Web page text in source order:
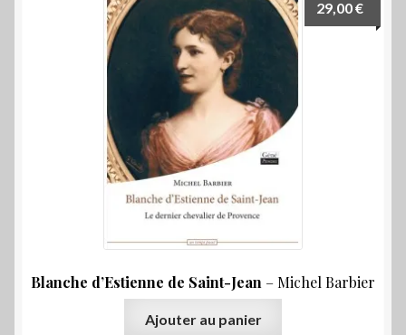
Blanche d’Estienne de Saint-Jean – Michel Barbier
29,00€
Ajouter au panier